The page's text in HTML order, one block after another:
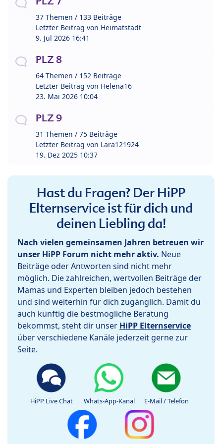
37 Themen / 133 Beiträge
Letzter Beitrag von Heimatstadt
9. Jul 2026 16:41
PLZ 8
64 Themen / 152 Beiträge
Letzter Beitrag von Helena16
23. Mai 2026 10:04
PLZ 9
31 Themen / 75 Beiträge
Letzter Beitrag von Lara121924
19. Dez 2025 10:37
Hast du Fragen? Der HiPP
Elternservice ist für dich und
deinen Liebling da!
Nach vielen gemeinsamen Jahren betreuen wir
unser HiPP Forum nicht mehr aktiv. Neue
Beiträge oder Antworten sind nicht mehr
möglich. Die zahlreichen, wertvollen Beiträge der
Mamas und Experten bleiben jedoch bestehen
und sind weiterhin für dich zugänglich. Damit du
auch künftig die bestmögliche Beratung
bekommst, steht dir unser HiPP Elternservice
über verschiedene Kanäle jederzeit gerne zur
Seite.
HiPP Live Chat Whats-App-Kanal E-Mail / Telefon